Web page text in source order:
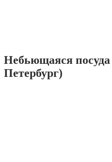
Небьющаяся
Петербург)